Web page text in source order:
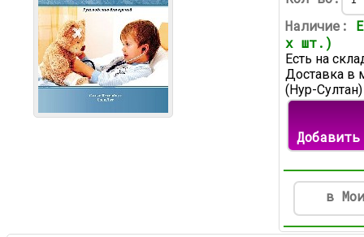
Наличие:
х шт.)
Есть на
Доставка в
(Нур-
в